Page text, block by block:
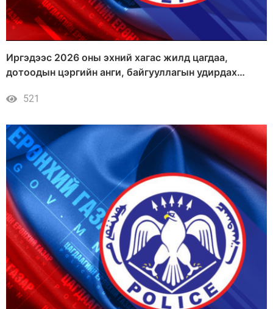
Иргэдээс 2026 оны эхний хагас жилд цагдаа,
дотоодын цэргийн анги, байгууллагын удирдах
шийдвэрлэлт
521